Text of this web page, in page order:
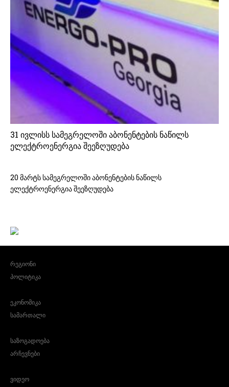
31 ივლისს სამეგრელოში აბონენტების ნაწილს
ელექტროენერგია შეეზღუდება
20 მარტს სამეგრელოში აბონენტების ნაწილს
ელექტროენერგია შეეზღუდება
რეგიონი
პოლიტიკა
ეკონომიკა
სამართალი
საზოგადოება
არჩევნები
ვიდეო